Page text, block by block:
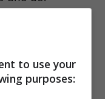
to use your
purposes: